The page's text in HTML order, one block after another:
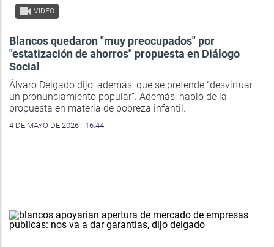
VIDEO
Blancos quedaron "muy preocupados" por
"estatización de ahorros" propuesta en Diálogo
Social
Álvaro Delgado dijo, además, que se pretende “desvirtuar
un pronunciamiento popular”. Además, habló de la
propuesta en materia de pobreza infantil.
4 DE MAYO DE 2026 - 16:44